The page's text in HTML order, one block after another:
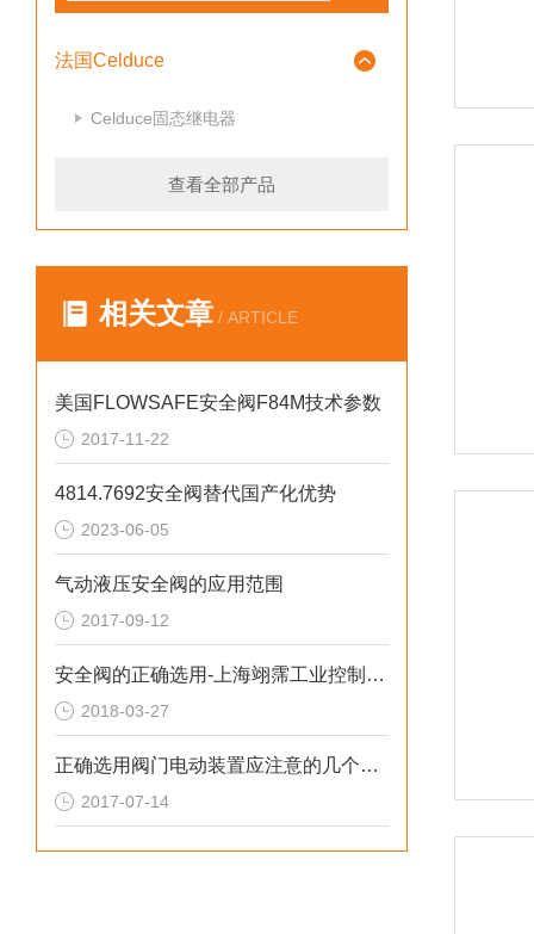
法国Celduce
Celduce固态继电器
查看全部产品
相关文章 / ARTICLE
美国FLOWSAFE安全阀F84M技术参数
2017-11-22
4814.7692安全阀替代国产化优势
2023-06-05
气动液压安全阀的应用范围
2017-09-12
安全阀的正确选用-上海翊霈工业控制设备有限公司
2018-03-27
正确选用阀门电动装置应注意的几个问题是什么？
2017-07-14